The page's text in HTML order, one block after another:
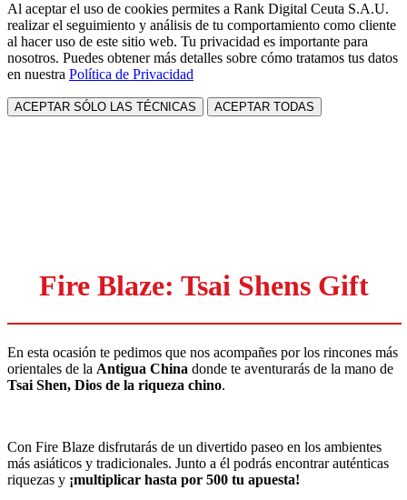
Al aceptar el uso de cookies permites a Rank Digital Ceuta S.A.U.
realizar el seguimiento y análisis de tu comportamiento como cliente
al hacer uso de este sitio web. Tu privacidad es importante para
nosotros. Puedes obtener más detalles sobre cómo tratamos tus datos
en nuestra Política de Privacidad
ACEPTAR SÓLO LAS TÉCNICAS ACEPTAR TODAS
Fire Blaze: Tsai Shens Gift
En esta ocasión te pedimos que nos acompañes por los rincones más
orientales de la Antigua China donde te aventurarás de la mano de
Tsai Shen, Dios de la riqueza chino.
Con Fire Blaze disfrutarás de un divertido paseo en los ambientes
más asiáticos y tradicionales. Junto a él podrás encontrar auténticas
riquezas y ¡multiplicar hasta por 500 tu apuesta!